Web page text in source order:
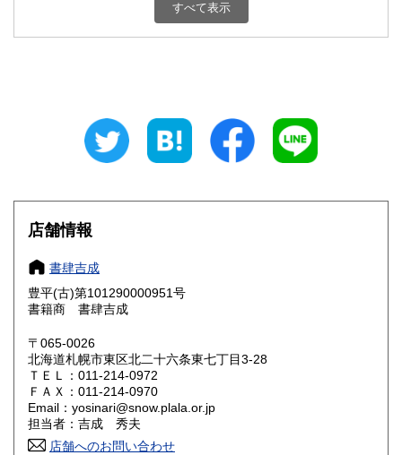
600円 千葉県
600円 福井県
600円 長野県
岐阜県 600円 静岡県 600円
愛知県
滋賀県
大阪府
奈良県 600円 和歌山県
鳥取県 600円
岡山県 600円
すべて表示
店舗情報
書肆吉成
豊平(古)第101290000951号
書籍商 書肆吉成
〒065-0026
北海道札幌市東区北二十六条東七丁目3-28
ＴＥＬ：011-214-0972
ＦＡＸ：011-214-0970
Email：yosinari@snow.plala.or.jp
担当者：吉成 秀夫
店舗へのお問い合わせ